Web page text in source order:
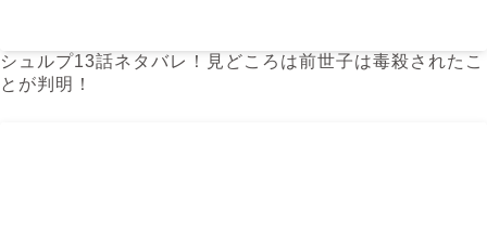
シュルプ13話ネタバレ！見どころは前世子は毒殺されたこ
とが判明！